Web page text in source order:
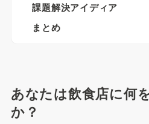
課題解決アイディア
まとめ
あなたは飲食店に何
か？